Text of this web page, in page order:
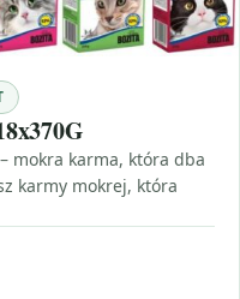
mokra karma, która dba
karmy mokrej, która